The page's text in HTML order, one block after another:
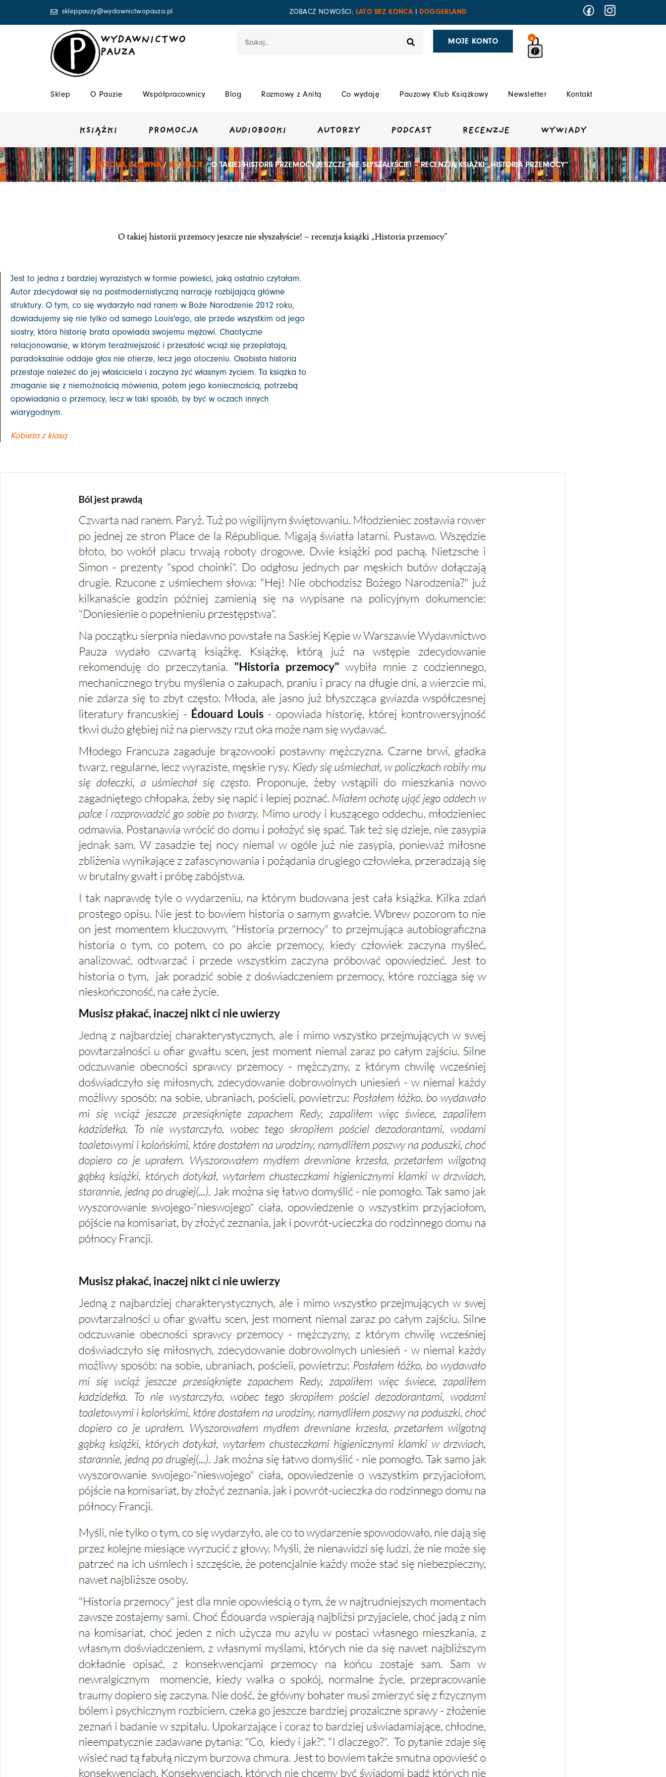
skleppauzy@wydawnictwopauza.pl ZOBACZ NOWOŚCI: LATO BEZ KOŃCA DOGGERLAND
WYDAWNICTWO
PAUZA
MOJE KONTO 0
Sklep O Pauzie Współpracownicy Blog Rozmowy z Anitą Co wydaję Pauzowy Klub Książkowy Newsletter Kontakt
KSIĄŻKI PROMOCJA AUDIOBOOKI AUTORZY PODCAST RECENZJE WYWIADY
STRONA GŁÓWNA/RECENZJE/ O TAKIEJ HISTORII PRZEMOCY JESZCZE NIE SŁYSZAŁYŚCIE! – RECENZJA KSIĄŻKI „HISTORIA PRZEMOCY”
O takiej historii przemocy jeszcze nie słyszałyście! – recenzja książki „Historia przemocy”
Jest to jedna z bardziej wyrazistych w formie powieści, jaką ostatnio czytałam.
Autor zdecydował się na postmodernistyczną narrację rozbijającą główne
struktury. O tym, co się wydarzyło nad ranem w Boże Narodzenie 2012 roku,
dowiadujemy się nie tylko od samego Louis'ego, ale przede wszystkim od jego
siostry, która historię brata opowiada swojemu mężowi. Chaotyczne
relacjonowanie, w którym teraźniejszość i przeszłość wciąż się przeplatają,
paradoksalnie oddaje głos nie ofierze, lecz jego otoczeniu. Osobista historia
przestaje należeć do jej właściciela i zaczyna żyć własnym życiem. Ta książka to
zmaganie się z niemożnością mówienia, potem jego koniecznością, potrzebą
opowiadania o przemocy, lecz w taki sposób, by być w oczach innych
wiarygodnym.
Kobieta z klasą